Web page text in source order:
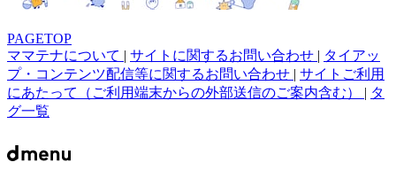
PAGETOP
ママテナについて | サイトに関するお問い合わせ | タイアッ
プ・コンテンツ配信等に関するお問い合わせ | サイトご利用
にあたって（ご利用端末からの外部送信のご案内含む） | タ
グ一覧